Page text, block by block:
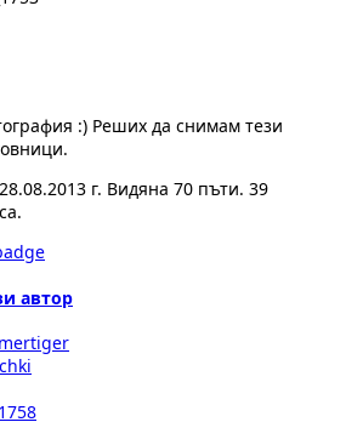
:) Реших да снимам тези
г. Видяна 70 пъти. 39
автор